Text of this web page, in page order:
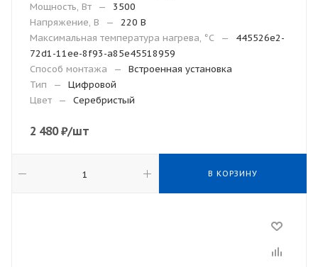
Мощность, Вт
—
3500
Напряжение, В
—
220 В
Максимальная температура нагрева, °С
—
445526e2-
72d1-11ee-8f93-a85e45518959
Способ монтажа
—
Встроенная установка
Тип
—
Цифровой
Цвет
— Cеребристый
2 480₽/шт
В КОРЗИНУ